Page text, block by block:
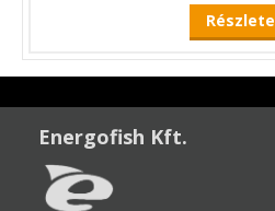
Energofish Kft.